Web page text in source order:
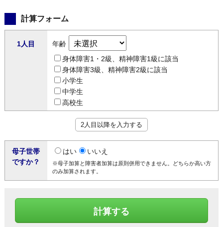
計算フォーム
1人目
年齢
身体障害1・2級、精神障害1級に該当
身体障害3級、精神障害2級に該当
小学生
中学生
高校生
2人目以降を入力する
母子世帯
ですか？
はい いいえ
※母子加算と障害者加算は原則併用できません。どちらか高い方
のみ加算されます。